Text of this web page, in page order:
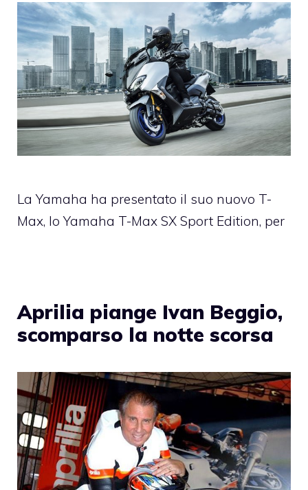
La Yamaha ha presentato il suo nuovo T-
Max, lo Yamaha T-Max SX Sport Edition, per
Aprilia piange Ivan Beggio,
scomparso la notte scorsa